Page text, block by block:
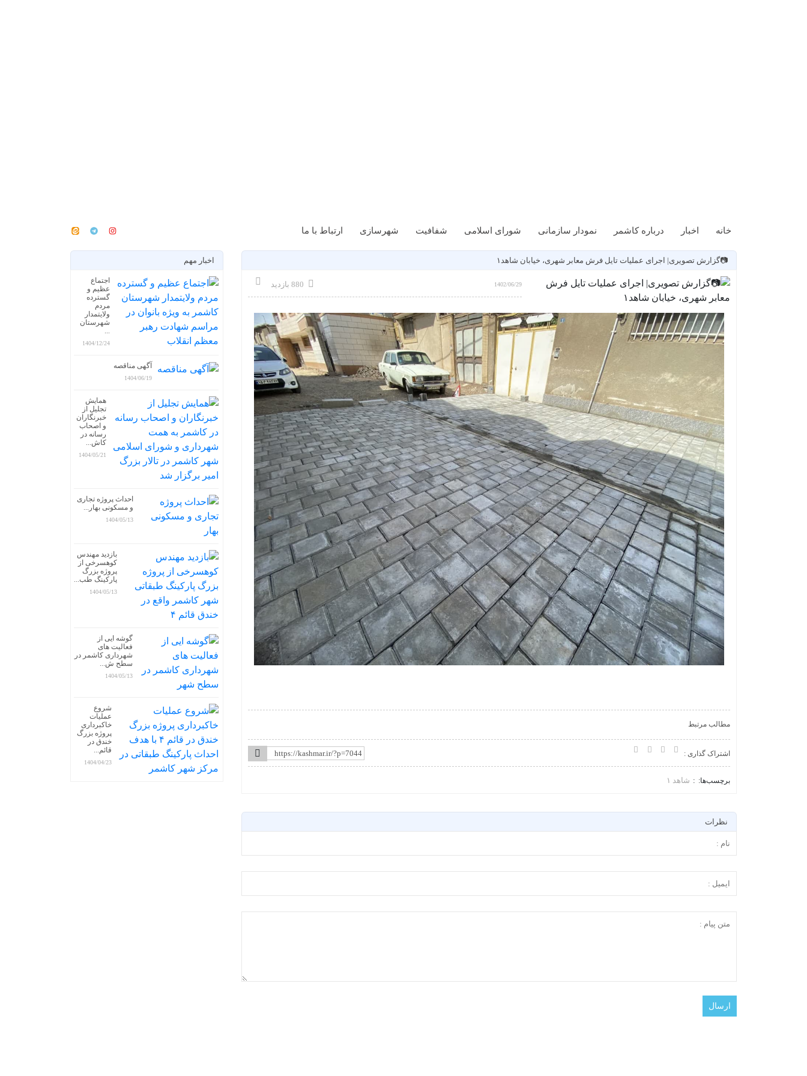
خانه اخبار درباره کاشمر نمودار سازمانی شورای اسلامی شفافیت شهرسازی ارتباط با ما
📷گزارش تصویری| اجرای عمليات تایل فرش معابر شهری، خیابان شاهد١
1402/06/29 880 بازدید
مطالب مرتبط
اشتراک گذاری :
برچسب‌ها: شاهد ١
نظرات
اخبار مهم
اجتماع
عظیم و
گسترده
مردم
ولایتمدار
شهرستان
...
1404/12/24
آگهی مناقصه
1404/06/19
همایش
تجلیل از
خبرنگاران
و اصحاب
رسانه در
کاش...
1404/05/21
احداث پروژه تجاری
و مسکونی بهار...
1404/05/13
بازدید مهندس
کوهسرخی از
پروژه بزرگ
پارکینگ طب...
1404/05/13
گوشه ایی از
فعالیت های
شهرداری کاشمر در
سطح ش...
1404/05/13
شروع
عملیات
خاکبرداری
پروژه بزرگ
خندق در
قائم...
1404/04/23